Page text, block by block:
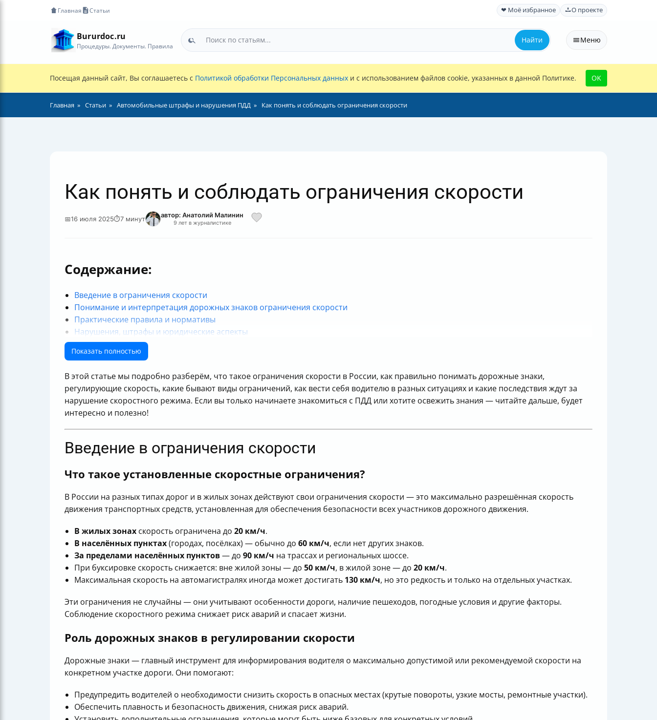
Главная Статьи ❤ Моё избранное О проекте
Bururdoc.ru
Процедуры. Документы. Правила
Найти Меню
Посещая данный сайт, Вы соглашаетесь с Политикой обработки Персональных данных и с использованием файлов cookie, указанных в данной Политике. OK
Главная Статьи Автомобильные штрафы и нарушения ПДД Как понять и соблюдать ограничения скорости
Как понять и соблюдать ограничения скорости
📅16 июля 2025⏱7 минут автор: Анатолий Малинин
9 лет в журналистике
Содержание:
Введение в ограничения скорости
Понимание и интерпретация дорожных знаков ограничения скорости
Практические правила и нормативы
Нарушения, штрафы и юридические аспекты
Контроль скорости и рекомендации для водителей
Заключение
Показать полностью
В этой статье мы подробно разберём, что такое ограничения скорости в России, как правильно понимать дорожные знаки,
регулирующие скорость, какие бывают виды ограничений, как вести себя водителю в разных ситуациях и какие последствия ждут за
нарушение скоростного режима. Если вы только начинаете знакомиться с ПДД или хотите освежить знания — читайте дальше, будет
интересно и полезно!
Введение в ограничения скорости
Что такое установленные скоростные ограничения?
В России на разных типах дорог и в жилых зонах действуют свои ограничения скорости — это максимально разрешённая скорость
движения транспортных средств, установленная для обеспечения безопасности всех участников дорожного движения.
В жилых зонах скорость ограничена до 20 км/ч.
В населённых пунктах(городах, посёлках) — обычно до 60 км/ч, если нет других знаков.
За пределами населённых пунктов— до 90 км/ч на трассах и региональных шоссе.
При буксировке скорость снижается: вне жилой зоны — до 50 км/ч, в жилой зоне — до 20 км/ч.
Максимальная скорость на автомагистралях иногда может достигать 130 км/ч, но это редкость и только на отдельных участках.
Эти ограничения не случайны — они учитывают особенности дороги, наличие пешеходов, погодные условия и другие факторы.
Соблюдение скоростного режима снижает риск аварий и спасает жизни.
Роль дорожных знаков в регулировании скорости
Дорожные знаки — главный инструмент для информирования водителя о максимально допустимой или рекомендуемой скорости на
конкретном участке дороги. Они помогают:
Предупредить водителей о необходимости снизить скорость в опасных местах (крутые повороты, узкие мосты, ремонтные участки).
Обеспечить плавность и безопасность движения, снижая риск аварий.